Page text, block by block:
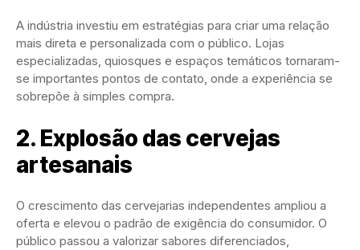
A indústria investiu em estratégias para criar uma relação
mais direta e personalizada com o público. Lojas
especializadas, quiosques e espaços temáticos tornaram-
se importantes pontos de contato, onde a experiência se
sobrepõe à simples compra.
2. Explosão das cervejas
artesanais
O crescimento das cervejarias independentes ampliou a
oferta e elevou o padrão de exigência do consumidor. O
público passou a valorizar sabores diferenciados,